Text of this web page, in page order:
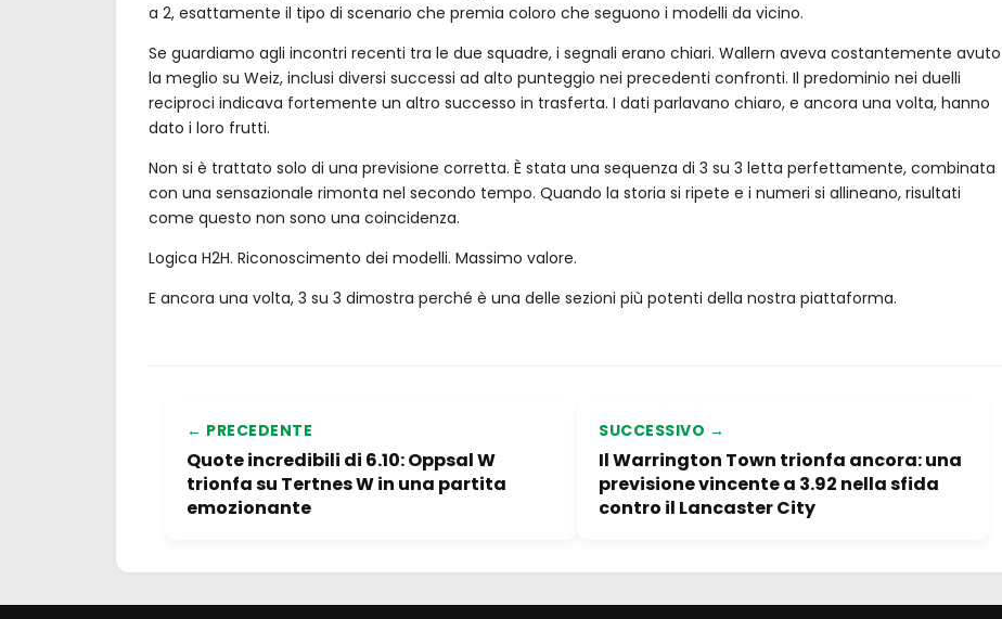
a 2, esattamente il tipo di scenario che premia coloro che seguono i modelli da vicino.
Se guardiamo agli incontri recenti tra le due squadre, i segnali erano chiari. Wallern aveva costantemente avuto
la meglio su Weiz, inclusi diversi successi ad alto punteggio nei precedenti confronti. Il predominio nei duelli
reciproci indicava fortemente un altro successo in trasferta. I dati parlavano chiaro, e ancora una volta, hanno
dato i loro frutti.
Non si è trattato solo di una previsione corretta. È stata una sequenza di 3 su 3 letta perfettamente, combinata
con una sensazionale rimonta nel secondo tempo. Quando la storia si ripete e i numeri si allineano, risultati
come questo non sono una coincidenza.
Logica H2H. Riconoscimento dei modelli. Massimo valore.
E ancora una volta, 3 su 3 dimostra perché è una delle sezioni più potenti della nostra piattaforma.
← PRECEDENTE
Quote incredibili di 6.10: Oppsal W
trionfa su Tertnes W in una partita
emozionante
SUCCESSIVO →
Il Warrington Town trionfa ancora: una
previsione vincente a 3.92 nella sfida
contro il Lancaster City